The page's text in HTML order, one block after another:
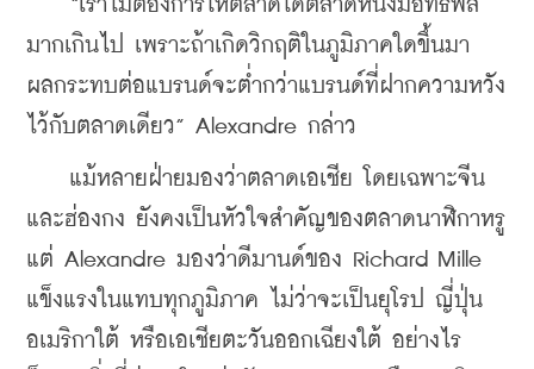
“เราไม่ต้องการให้ตลาดใดตลาดหนึ่งมีอิทธิพล
มากเกินไป เพราะถ้าเกิดวิกฤติในภูมิภาคใดขึ้นมา
ผลกระทบต่อแบรนด์จะต่ำกว่าแบรนด์ที่ฝากความหวัง
ไว้กับตลาดเดียว” Alexandre กล่าว
แม้หลายฝ่ายมองว่าตลาดเอเชีย โดยเฉพาะจีน
และฮ่องกง ยังคงเป็นหัวใจสำคัญของตลาดนาฬิกาหรู
แต่ Alexandre มองว่าดีมานด์ของ Richard Mille
แข็งแรงในแทบทุกภูมิภาค ไม่ว่าจะเป็นยุโรป ญี่ปุ่น
อเมริกาใต้ หรือเอเชียตะวันออกเฉียงใต้ อย่างไร